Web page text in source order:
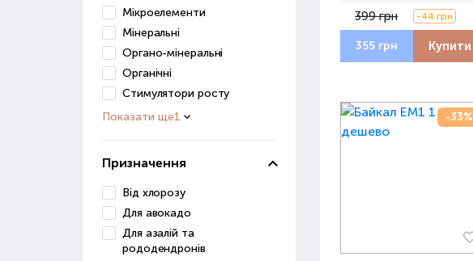
Мікроелементи
Мінеральні
Органо-мінеральні
Органічні
Стимулятори росту
Показати ще1
Призначення
Від хлорозу
Для авокадо
Для азалій та
рододендронів
399 грн -44 грн
355 грн Купити
-33%